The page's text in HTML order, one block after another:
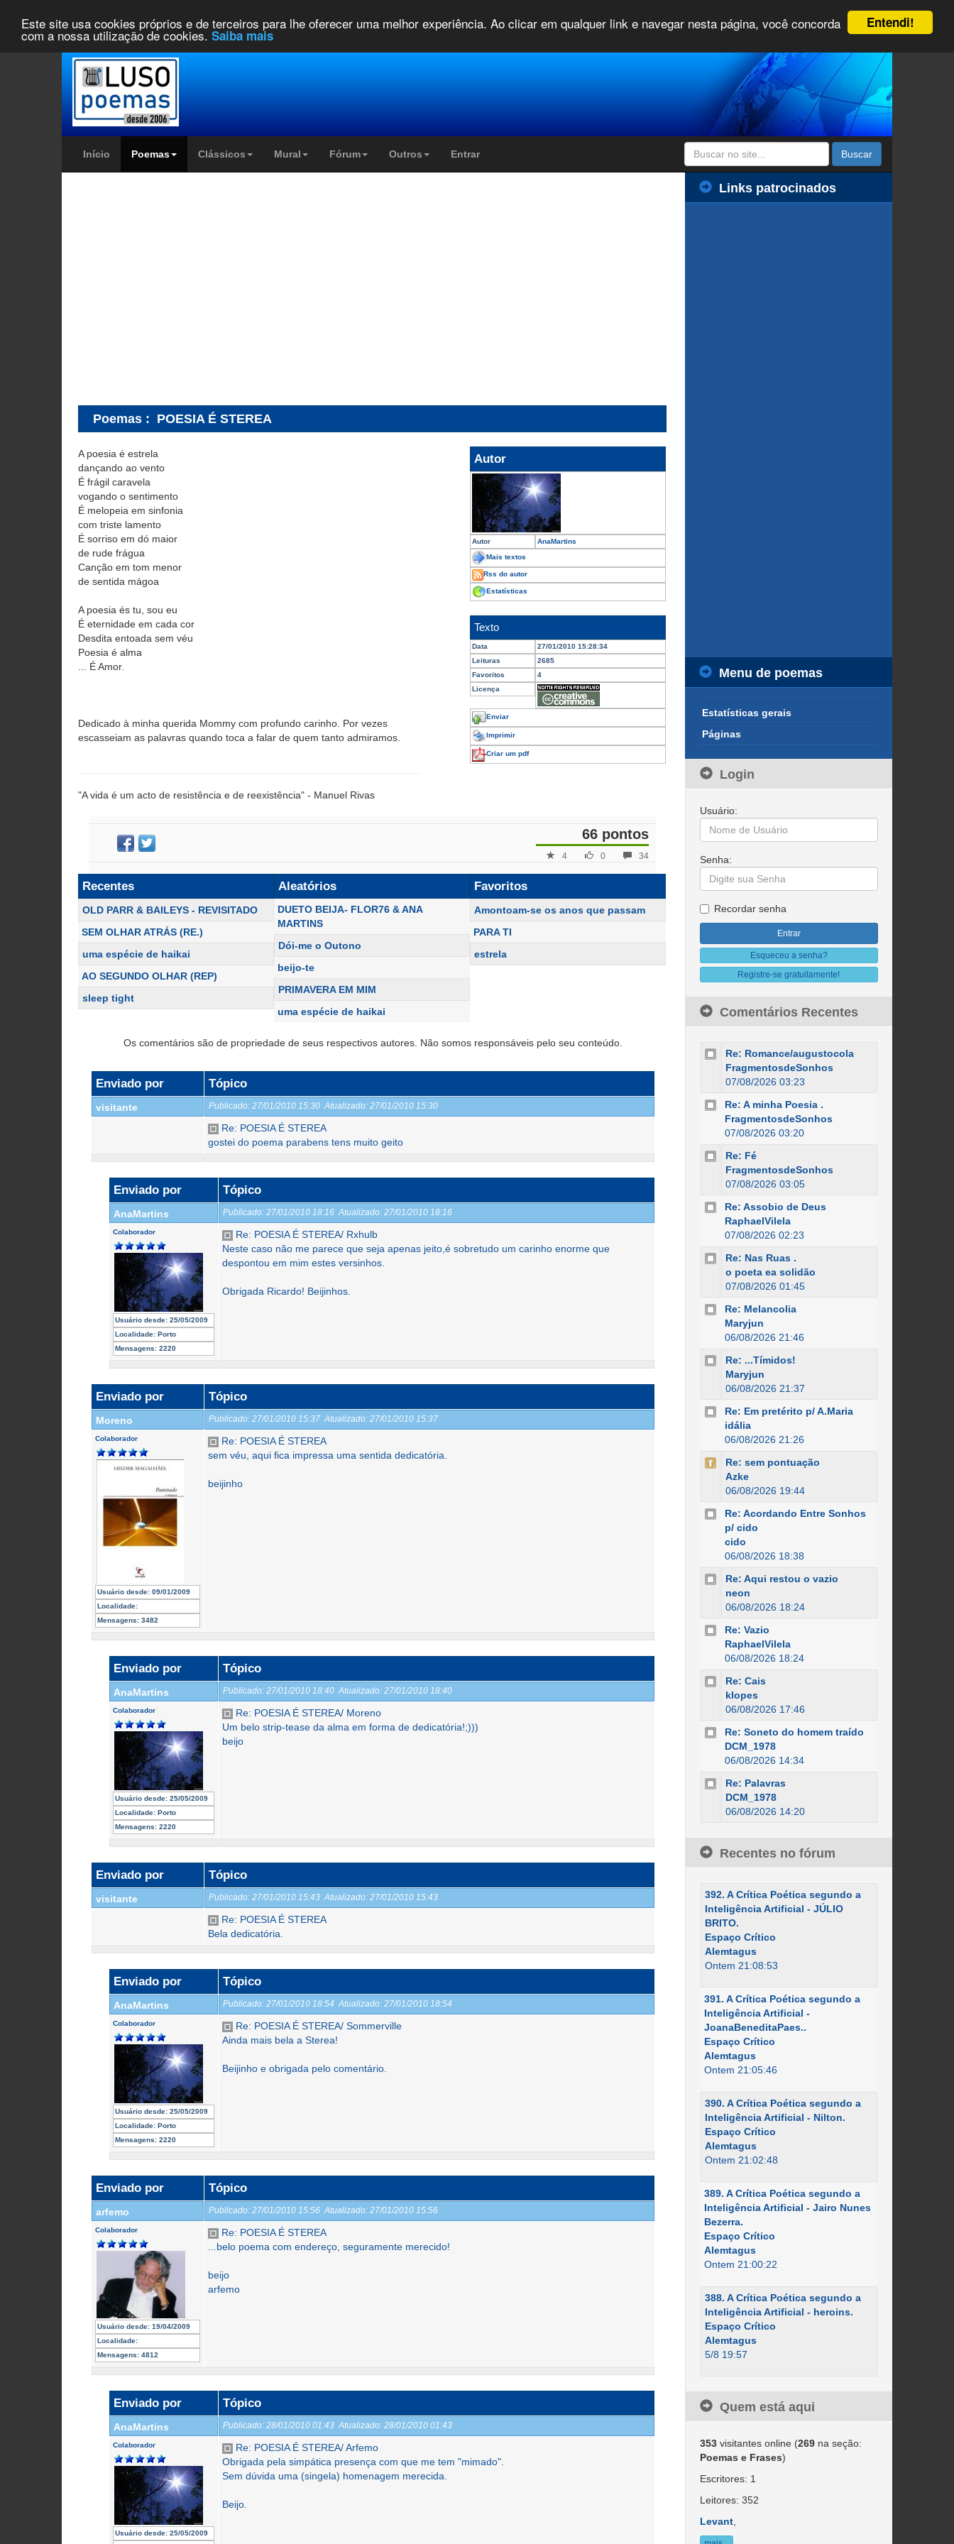
Entendi!
Este site usa cookies próprios e de terceiros para lhe oferecer uma melhor experiência. Ao clicar em qualquer link e navegar nesta página, você concorda
com a nossa utilização de cookies. Saiba mais
Início Poemas Clássicos Mural Fórum Outros Entrar Buscar
Poemas : POESIA É STEREA
A poesia é estrela
dançando ao vento
É frágil caravela
vogando o sentimento
É melopeia em sinfonia
com triste lamento
É sorriso em dó maior
de rude frágua
Canção em tom menor
de sentida mágoa
A poesia és tu, sou eu
É eternidade em cada cor
Desdita entoada sem véu
Poesia é alma
... É Amor.
Dedicado à minha querida Mommy com profundo carinho. Por vezes
escasseiam as palavras quando toca a falar de quem tanto admiramos.
"A vida é um acto de resistência e de reexistência" - Manuel Rivas
Autor
Autor AnaMartins
Mais textos
Rss do autor
Estatísticas
Texto
Data
27/01/2010 15:28:34
Leituras
2685
Favoritos
4
Licença
Enviar
Imprimir
Criar um pdf
66 pontos
34
0
4
Recentes
OLD PARR & BAILEYS - REVISITADO
SEM OLHAR ATRÁS (RE.)
uma espécie de haikai
AO SEGUNDO OLHAR (REP)
sleep tight
Aleatórios
DUETO BEIJA- FLOR76 & ANA
MARTINS
Dói-me o Outono
beijo-te
PRIMAVERA EM MIM
uma espécie de haikai
Favoritos
Amontoam-se os anos que passam
PARA TI
estrela
Os comentários são de propriedade de seus respectivos autores. Não somos responsáveis pelo seu conteúdo.
Enviado por Tópico
visitante Publicado: 27/01/2010 15:30 Atualizado: 27/01/2010 15:30
Re: POESIA É STEREA
gostei do poema parabens tens muito geito
Enviado por Tópico
AnaMartins Publicado: 27/01/2010 18:16 Atualizado: 27/01/2010 18:16
Colaborador
Usuário desde: 25/05/2009
Localidade: Porto
Mensagens: 2220
Re: POESIA É STEREA/ Rxhulb
Neste caso não me parece que seja apenas jeito,é sobretudo um carinho enorme que
despontou em mim estes versinhos.
Obrigada Ricardo! Beijinhos.
Enviado por Tópico
Moreno Publicado: 27/01/2010 15:37 Atualizado: 27/01/2010 15:37
Colaborador
Usuário desde: 09/01/2009
Localidade:
Mensagens: 3482
Re: POESIA É STEREA
sem véu, aqui fica impressa uma sentida dedicatória.
beijinho
Enviado por Tópico
AnaMartins Publicado: 27/01/2010 18:40 Atualizado: 27/01/2010 18:40
Colaborador
Usuário desde: 25/05/2009
Localidade: Porto
Mensagens: 2220
Re: POESIA É STEREA/ Moreno
Um belo strip-tease da alma em forma de dedicatória!;)))
beijo
Enviado por Tópico
visitante Publicado: 27/01/2010 15:43 Atualizado: 27/01/2010 15:43
Re: POESIA É STEREA
Bela dedicatória.
Enviado por Tópico
AnaMartins Publicado: 27/01/2010 18:54 Atualizado: 27/01/2010 18:54
Colaborador
Usuário desde: 25/05/2009
Localidade: Porto
Mensagens: 2220
Re: POESIA É STEREA/ Sommerville
Ainda mais bela a Sterea!
Beijinho e obrigada pelo comentário.
Enviado por Tópico
arfemo Publicado: 27/01/2010 15:56 Atualizado: 27/01/2010 15:56
Colaborador
Usuário desde: 19/04/2009
Localidade:
Mensagens: 4812
Re: POESIA É STEREA
...belo poema com endereço, seguramente merecido!
beijo
arfemo
Enviado por Tópico
AnaMartins Publicado: 28/01/2010 01:43 Atualizado: 28/01/2010 01:43
Colaborador
Usuário desde: 25/05/2009
Re: POESIA É STEREA/ Arfemo
Obrigada pela simpática presença com que me tem "mimado".
Sem dúvida uma (singela) homenagem merecida.
Beijo.
Links patrocinados
Menu de poemas
Estatísticas gerais
Páginas
Login
Usuário:
Senha:
Recordar senha
Esqueceu a senha?
Registre-se gratuitamente!
Comentários Recentes
Re: Romance/augustocola
FragmentosdeSonhos
07/08/2026 03:23
Re: A minha Poesia .
FragmentosdeSonhos
07/08/2026 03:20
Re: Fé
FragmentosdeSonhos
07/08/2026 03:05
Re: Assobio de Deus
RaphaelVilela
07/08/2026 02:23
Re: Nas Ruas .
o poeta ea solidão
07/08/2026 01:45
Re: Melancolia
Maryjun
06/08/2026 21:46
Re: ...Tímidos!
Maryjun
06/08/2026 21:37
Re: Em pretérito p/ A.Maria
idália
06/08/2026 21:26
Re: sem pontuação
Azke
06/08/2026 19:44
Re: Acordando Entre Sonhos
p/ cido
cido
06/08/2026 18:38
Re: Aqui restou o vazio
neon
06/08/2026 18:24
Re: Vazio
RaphaelVilela
06/08/2026 18:24
Re: Cais
klopes
06/08/2026 17:46
Re: Soneto do homem traído
DCM_1978
06/08/2026 14:34
Re: Palavras
DCM_1978
06/08/2026 14:20
Recentes no fórum
392. A Crítica Poética segundo a
Inteligência Artificial - JÚLIO
BRITO.
Espaço Crítico
Alemtagus
Ontem 21:08:53
391. A Crítica Poética segundo a
Inteligência Artificial -
JoanaBeneditaPaes..
Espaço Crítico
Alemtagus
Ontem 21:05:46
390. A Crítica Poética segundo a
Inteligência Artificial - Nilton.
Espaço Crítico
Alemtagus
Ontem 21:02:48
389. A Crítica Poética segundo a
Inteligência Artificial - Jairo Nunes
Bezerra.
Espaço Crítico
Alemtagus
Ontem 21:00:22
388. A Crítica Poética segundo a
Inteligência Artificial - heroins.
Espaço Crítico
Alemtagus
5/8 19:57
Quem está aqui
353visitantes online (269na seção:
Poemas e Frases)
Escritores: 1
Leitores: 352
Levant,